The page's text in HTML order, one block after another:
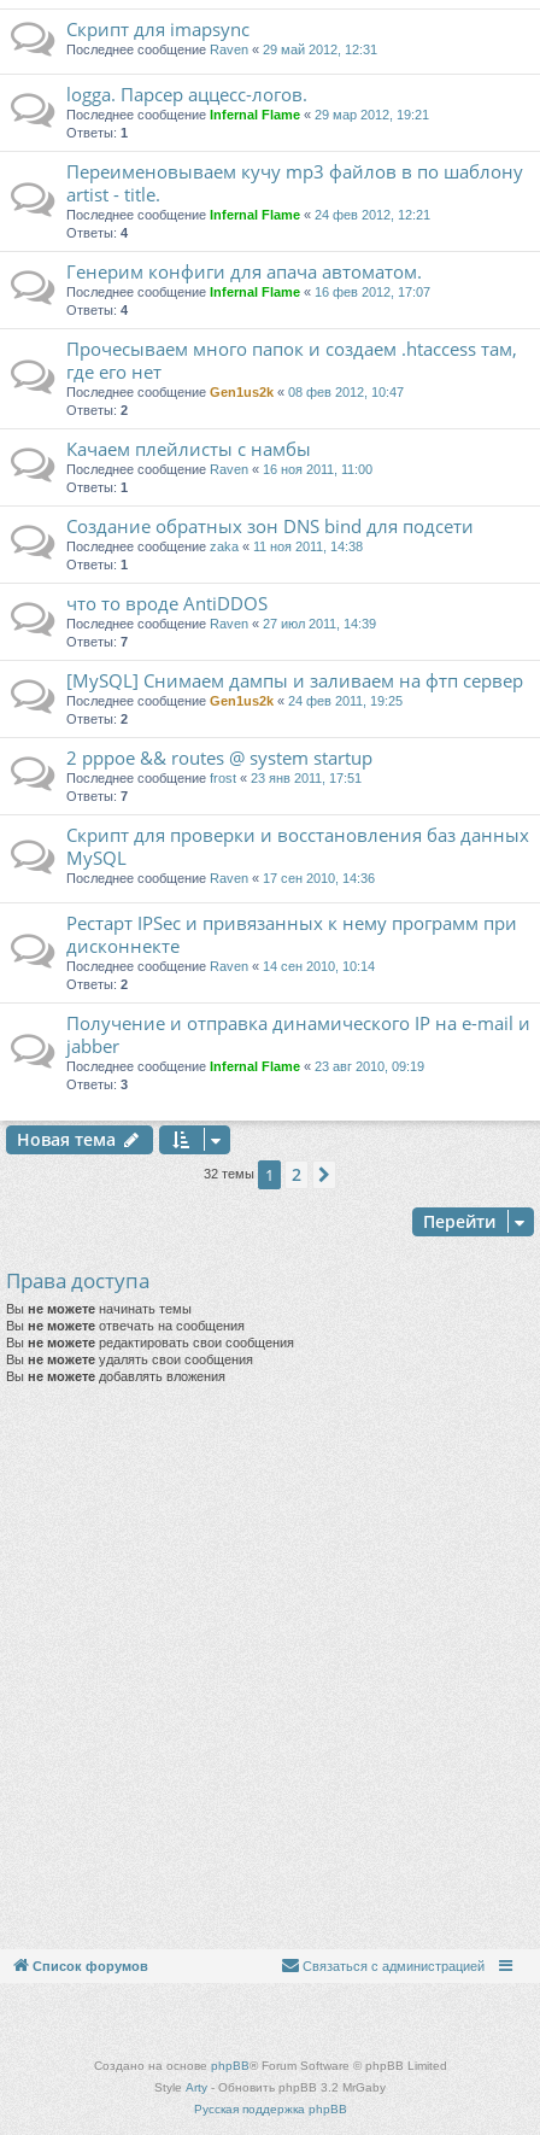
Скрипт для imapsync
Последнее сообщение Raven « 29 май 2012, 12:31
logga. Парсер аццесс-логов.
Последнее сообщение Infernal Flame « 29 мар 2012, 19:21
Ответы: 1
Переименовываем кучу mp3 файлов в по шаблону
artist - title.
Последнее сообщение Infernal Flame « 24 фев 2012, 12:21
Ответы: 4
Генерим конфиги для апача автоматом.
Последнее сообщение Infernal Flame « 16 фев 2012, 17:07
Ответы: 4
Прочесываем много папок и создаем .htaccess там,
где его нет
Последнее сообщение Gen1us2k « 08 фев 2012, 10:47
Ответы: 2
Качаем плейлисты с намбы
Последнее сообщение Raven « 16 ноя 2011, 11:00
Ответы: 1
Создание обратных зон DNS bind для подсети
Последнее сообщение zaka « 11 ноя 2011, 14:38
Ответы: 1
что то вроде AntiDDOS
Последнее сообщение Raven « 27 июл 2011, 14:39
Ответы: 7
[MySQL] Снимаем дампы и заливаем на фтп сервер
Последнее сообщение Gen1us2k « 24 фев 2011, 19:25
Ответы: 2
2 pppoe && routes @ system startup
Последнее сообщение frost « 23 янв 2011, 17:51
Ответы: 7
Скрипт для проверки и восстановления баз данных
MySQL
Последнее сообщение Raven « 17 сен 2010, 14:36
Рестарт IPSec и привязанных к нему программ при
дисконнекте
Последнее сообщение Raven « 14 сен 2010, 10:14
Ответы: 2
Получение и отправка динамического IP на е-mail и
jabber
Последнее сообщение Infernal Flame « 23 авг 2010, 09:19
Ответы: 3
Новая тема
32 темы 1 2
Перейти
Права доступа
Вы не можете начинать темы
Вы не можете отвечать на сообщения
Вы не можете редактировать свои сообщения
Вы не можете удалять свои сообщения
Вы не можете добавлять вложения
Список форумов Связаться с администрацией
Создано на основе phpBB® Forum Software © phpBB Limited
Style Arty - Обновить phpBB 3.2 MrGaby
Русская поддержка phpBB